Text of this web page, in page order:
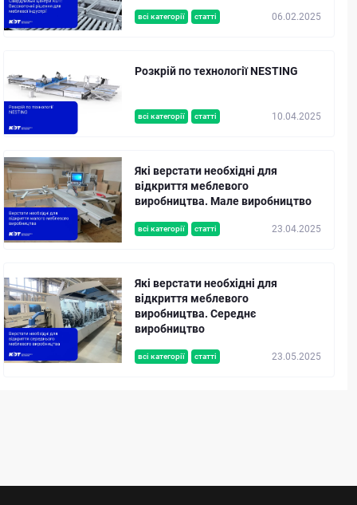
всі категорії статті 06.02.2025
всі категорії статті 10.04.2025
Розкрій по технології NESTING
всі категорії статті 23.04.2025
Які верстати необхідні для
відкриття меблевого
виробництва. Мале виробництво
всі категорії статті 23.05.2025
Які верстати необхідні для
відкриття меблевого
виробництва. Середнє
виробництво